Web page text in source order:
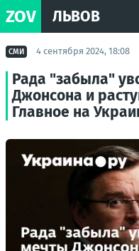
ZOV ЛЬВОВ
СМИ 4 сентября 2024, 18:08
Рада "забыла"
Джонсона и
Главное на